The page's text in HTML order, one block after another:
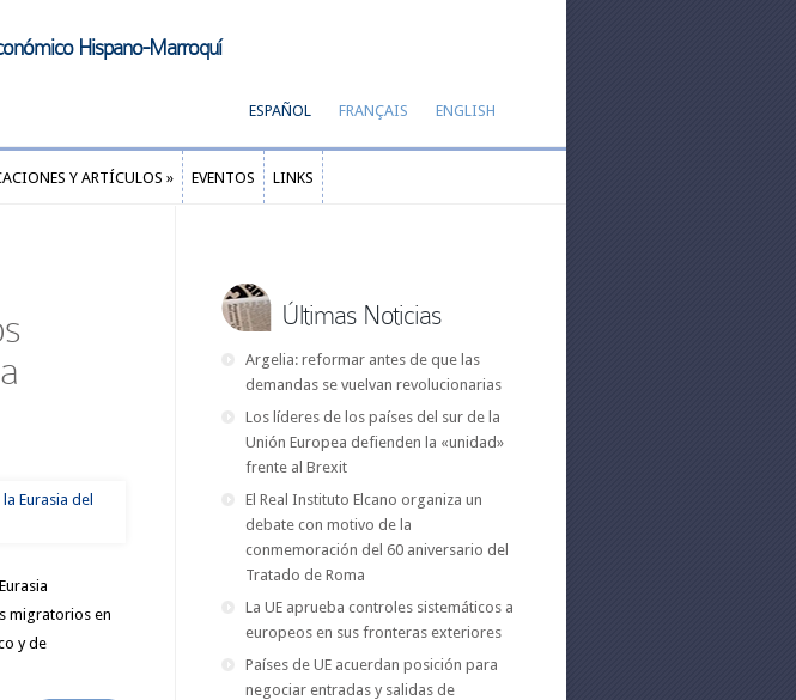
Hispano-Marroquí
ESPAÑOL FRANÇAIS ENGLISH
Y ARTÍCULOS » EVENTOS LINKS
migratorios en
y de
Últimas Noticias
Argelia: reformar antes de que las
demandas se vuelvan revolucionarias
Los líderes de los países del sur de la
Unión Europea defienden la «unidad»
frente al Brexit
El Real Instituto Elcano organiza un
debate con motivo de la
conmemoración del 60 aniversario del
Tratado de Roma
La UE aprueba controles sistemáticos a
europeos en sus fronteras exteriores
Países de UE acuerdan posición para
negociar entradas y salidas de